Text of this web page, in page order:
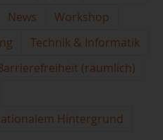
News
Workshop
Technik & Informatik
(räumlich)
Hintergrund